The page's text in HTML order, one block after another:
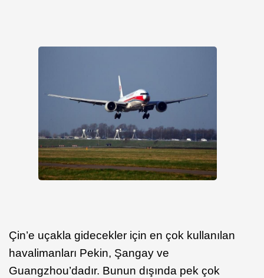
Çin’e uçakla gidecekler için en çok kullanılan
havalimanları Pekin, Şangay ve
Guangzhou’dadır. Bunun dışında pek çok